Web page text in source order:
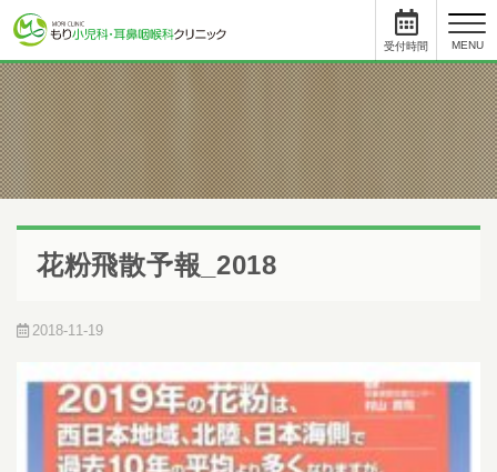
MENU
受付時間
と について
小児科
受付時間 月 火 水 木 金
土
09:00 - 11:45
● ● ● ● ●
12:45まで
15:30 - 17:45
● ● - ● ● -
耳鼻科
受付手続き、問診、検査に時間を要する場合があります。
順番予約した方も10人前には受付をお済ませください。
順番予約は午前中に午後の予約・受付はできません。
尾内医師によるアレルギー外来と予防接種・健診は完全予約です。前日ま
花粉飛散予報_2018
2018-11-19